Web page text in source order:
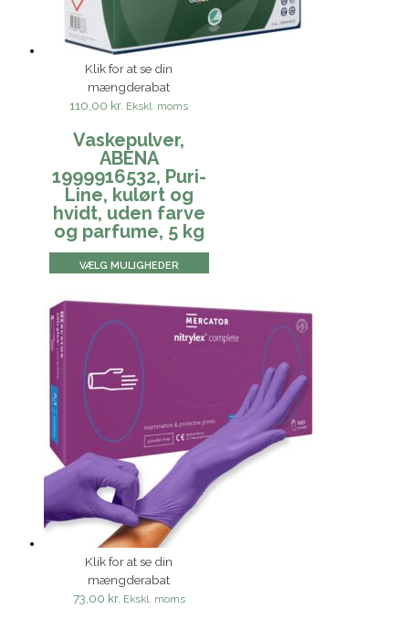
Klik for at se din
mængderabat
110,00 kr. Ekskl. moms
Vaskepulver,
ABENA
1999916532, Puri-
Line, kulørt og
hvidt, uden farve
og parfume, 5 kg
VÆLG MULIGHEDER
Klik for at se din
mængderabat
73,00 kr. Ekskl. moms